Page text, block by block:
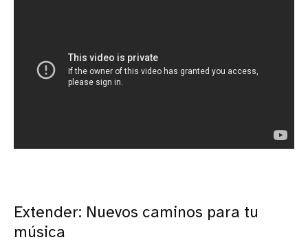
Extender: Nuevos caminos para tu
música